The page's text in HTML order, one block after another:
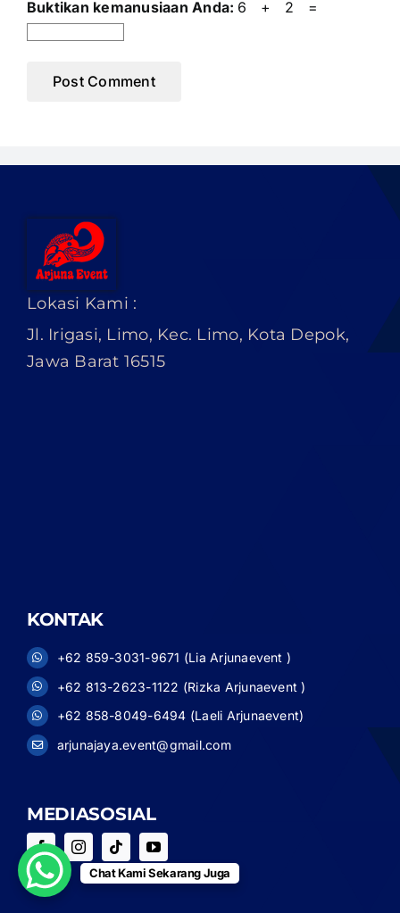
Buktikan kemanusiaan Anda: 6 + 2 =
Lokasi Kami :
Jl. Irigasi, Limo, Kec. Limo, Kota Depok,
Jawa Barat 16515
KONTAK
+62 859-3031-9671 (Lia Arjunaevent )
+62 813-2623-1122 (Rizka Arjunaevent )
+62 858-8049-6494 (Laeli Arjunaevent)
arjunajaya.event@gmail.com
MEDIASOSIAL
Chat Kami Sekarang Juga